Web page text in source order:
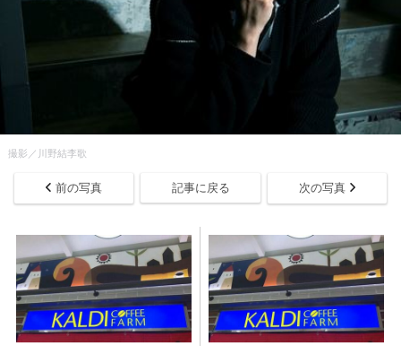
撮影／川野結李歌
前の写真 記事に戻る 次の写真